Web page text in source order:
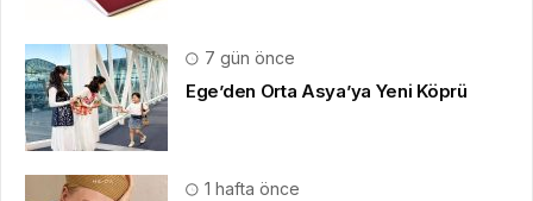
7 gün önce
Ege’den Orta Asya’ya Yeni Köprü
1 hafta önce